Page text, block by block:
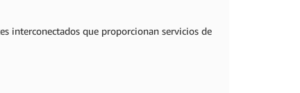
interconectados que proporcionan servicios de